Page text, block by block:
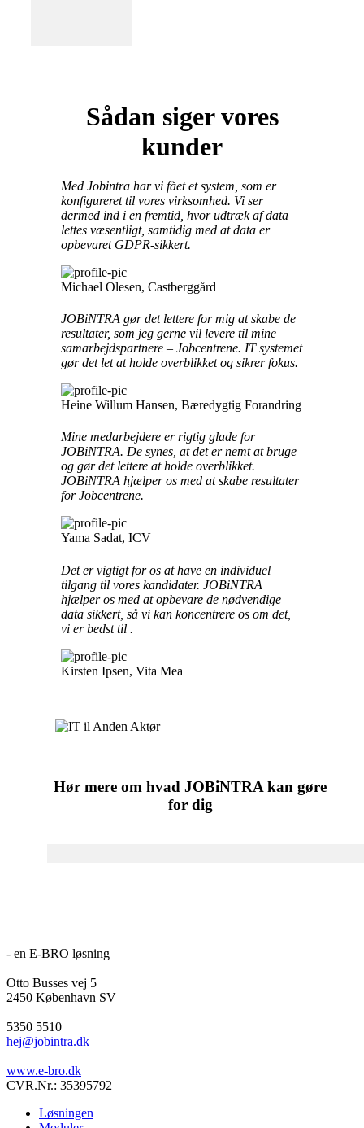
Sådan siger vores
kunder
Med Jobintra har vi fået et system, som er
konfigureret til vores virksomhed. Vi ser
dermed ind i en fremtid, hvor udtræk af data
lettes væsentligt, samtidig med at data er
opbevaret GDPR-sikkert.
Michael Olesen,Castberggård
JOBiNTRA gør det lettere for mig at skabe de
resultater, som jeg gerne vil levere til mine
samarbejdspartnere – Jobcentrene. IT systemet
gør det let at holde overblikket og sikrer fokus.
Heine Willum Hansen,Bæredygtig Forandring
Mine medarbejdere er rigtig glade for
JOBiNTRA. De synes, at det er nemt at bruge
og gør det lettere at holde overblikket.
JOBiNTRA hjælper os med at skabe resultater
for Jobcentrene.
Yama Sadat,ICV
Det er vigtigt for os at have en individuel
tilgang til vores kandidater. JOBiNTRA
hjælper os med at opbevare de nødvendige
data sikkert, så vi kan koncentrere os om det,
vi er bedst til .
Kirsten Ipsen,Vita Mea
Hør mere om hvad JOBiNTRA kan gøre
for dig
- en E-BRO løsning
Otto Busses vej 5
2450 København SV
5350 5510
hej@jobintra.dk
www.e-bro.dk
CVR.Nr.: 35395792
Løsningen